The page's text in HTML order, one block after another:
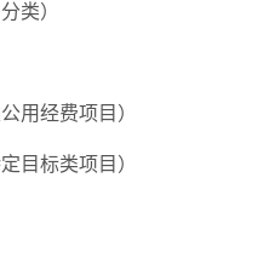
类）
用经费项目）
目标类项目）